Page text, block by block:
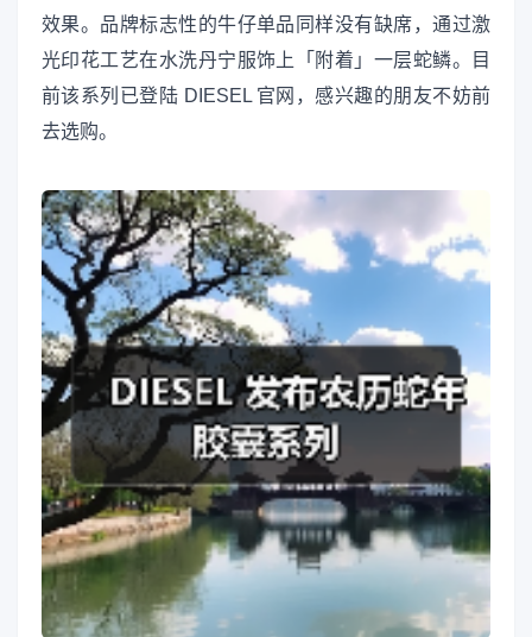
效果。品牌标志性的牛仔单品同样没有缺席，通过激
光印花工艺在水洗丹宁服饰上「附着」一层蛇鳞。目
前该系列已登陆 DIESEL 官网，感兴趣的朋友不妨前
去选购。